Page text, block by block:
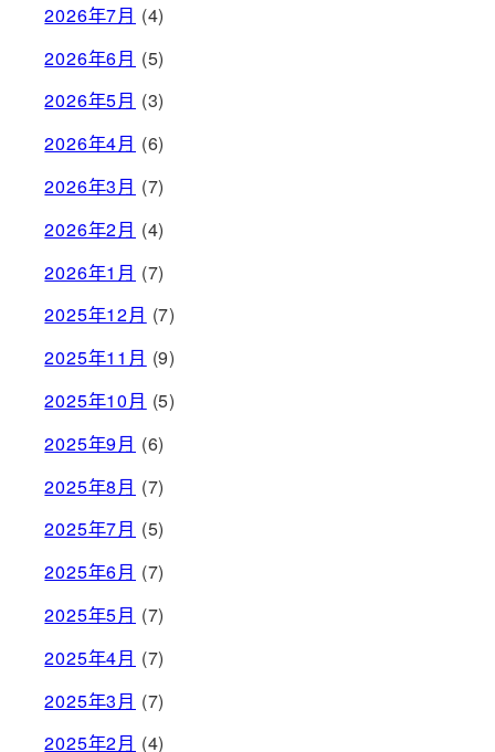
2026年7月 (4)
2026年6月 (5)
2026年5月 (3)
2026年4月 (6)
2026年3月 (7)
2026年2月 (4)
2026年1月 (7)
2025年12月 (7)
2025年11月 (9)
2025年10月 (5)
2025年9月 (6)
2025年8月 (7)
2025年7月 (5)
2025年6月 (7)
2025年5月 (7)
2025年4月 (7)
2025年3月 (7)
2025年2月 (4)